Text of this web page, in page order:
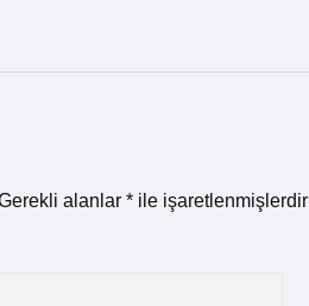
alanlar * ile işaretlenmişlerdir